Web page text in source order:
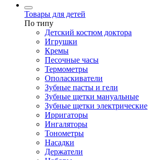
Товары для детей
По типу
Детский костюм доктора
Игрушки
Кремы
Песочные часы
Термометры
Ополаскиватели
Зубные пасты и гели
Зубные щетки мануальные
Зубные щетки электрические
Ирригаторы
Ингаляторы
Тонометры
Насадки
Держатели